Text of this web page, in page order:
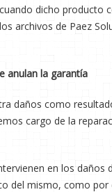
dicho producto
archivos de Paez
anulan la garantía
daños como
cargo de la
en los daños
del mismo, como por